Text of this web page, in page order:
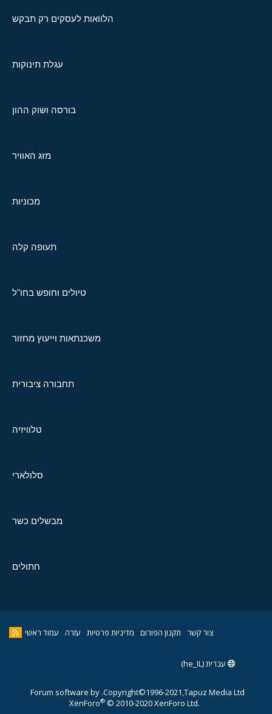
הלוואות לעסקים רק תבקש
עגלת תינוקות
בורסה ושוק ההון
מזג האוויר
מכוניות
תעופה קלה
טיולים וחופש בחו"ל
משכנתאות וייעוץ מחזור
תחבורה ציבורית
טלוויזיה
סלולארי
מבשלים כשר
חתולים
צור קשר תקנון הפורום מדיניות פרטיות עזרה עמוד ראשי
עברית (he_IL)
Copyright©1996-2021,Tapuz Media Ltd.
Forum software by
XenForo® © 2010-2020 XenForo Ltd.